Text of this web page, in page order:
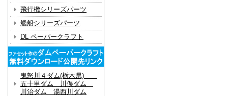
飛行機シリーズパーツ
艦船シリーズパーツ
DL ペーパークラフト
鬼怒川４ダム(栃木県)
五十里ダム 川俣ダム
川治ダム 湯西川ダム